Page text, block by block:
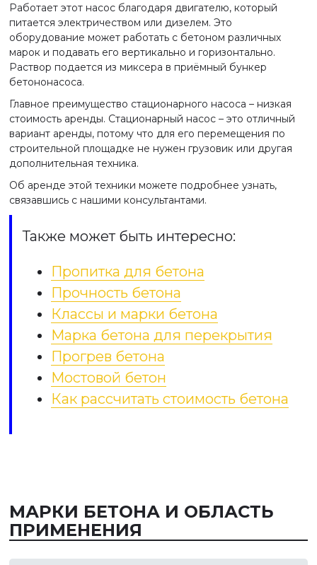
Работает этот насос благодаря двигателю, который
питается электричеством или дизелем. Это
оборудование может работать с бетоном различных
марок и подавать его вертикально и горизонтально.
Раствор подается из миксера в приёмный бункер
бетононасоса.
Главное преимущество стационарного насоса – низкая
стоимость аренды. Стационарный насос – это отличный
вариант аренды, потому что для его перемещения по
строительной площадке не нужен грузовик или другая
дополнительная техника.
Об аренде этой техники можете подробнее узнать,
связавшись с нашими консультантами.
Также может быть интересно:
Пропитка для бетона
Прочность бетона
Классы и марки бетона
Марка бетона для перекрытия
Прогрев бетона
Мостовой бетон
Как рассчитать стоимость бетона
МАРКИ БЕТОНА И ОБЛАСТЬ
ПРИМЕНЕНИЯ